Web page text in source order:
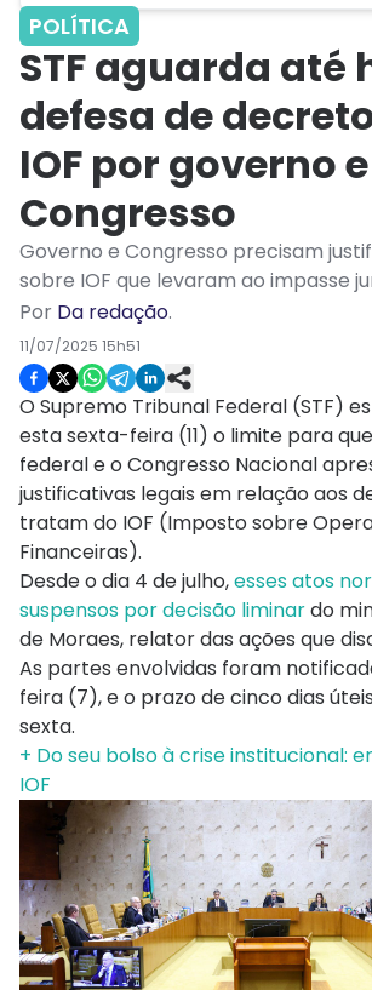
POLÍTICA
STF aguarda até
defesa de
IOF por governo e
Congresso
Governo e Congresso precisam
sobre IOF que levaram ao impasse
Por Da redação.
11/07/2025 15h51
O Supremo Tribunal Federal (STF)
esta sexta-feira (11) o limite para
federal e o Congresso Nacional
justificativas legais em relação aos
tratam do IOF (Imposto sobre
Financeiras).
Desde o dia 4 de julho,esses atos
suspensos por decisão liminardo
de Moraes, relator das ações que
As partes envolvidas foram
feira (7), e o prazo de cinco dias
sexta.
+ Do seu bolso à crise institucional:
IOF